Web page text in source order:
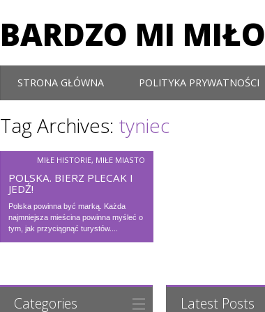
BARDZO MI MIŁO
Main menu
STRONA GŁÓWNA POLITYKA PRYWATNOŚCI
Tag Archives: tyniec
MIŁE HISTORIE, MIŁE MIASTO
POLSKA. BIERZ PLECAK I
JEDŹ!
Polska powinna być marką. Każda
najmniejsza mieścina powinna myśleć o
tym, jak przyciągnąć turystów....
Categories Latest Posts